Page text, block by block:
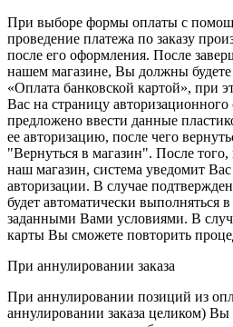
При выборе формы оплаты с
проведение платежа по заказу
после его оформления. После
нашем магазине, Вы должны
«Оплата банковской картой», при
Вас на страницу авторизационного
предложено ввести данные
ее авторизацию, после чего
"Вернуться в магазин". После
наш магазин, система уведомит Вас
авторизации. В случае
будет автоматически выполняться
заданными Вами условиями. В
карты Вы сможете повторить
При аннулировании заказа
При аннулировании позиций из
аннулировании заказа целиком) Вы